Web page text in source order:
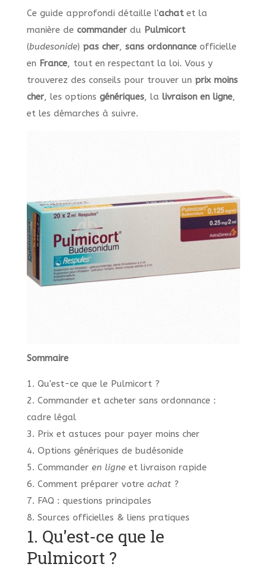
Ce guide approfondi détaille l'achatet la
manière de commanderdu Pulmicort
(budesonide) pas cher, sans ordonnanceofficielle
en France, tout en respectant la loi. Vous y
trouverez des conseils pour trouver un prix moins
cher, les options génériques, la livraison en ligne,
et les démarches à suivre.
Sommaire
1. Qu'est-ce que le Pulmicort ?
2. Commander et acheter sans ordonnance :
cadre légal
3. Prix et astuces pour payer moins cher
4. Options génériques de budésonide
5. Commander en ligneet livraison rapide
6. Comment préparer votre achat?
7. FAQ : questions principales
8. Sources officielles & liens pratiques
1. Qu'est-ce que le
Pulmicort ?